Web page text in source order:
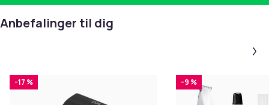
Anbefalinger til dig
-17 % -9 %